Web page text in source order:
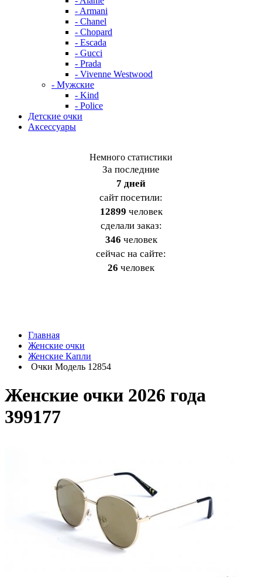
- Armani
- Chanel
- Chopard
- Escada
- Gucci
- Prada
- Vivenne Westwood
- Мужские
- Kind
- Police
Детские очки
Аксессуары
Немного статистики
За последние
7 дней
cайт посетили:
12899 человек
сделали заказ:
346 человек
сейчас на сайте:
26 человек
Главная
Женские очки
Женские Капли
Очки Модель 12854
Женские очки 2026 года
399177